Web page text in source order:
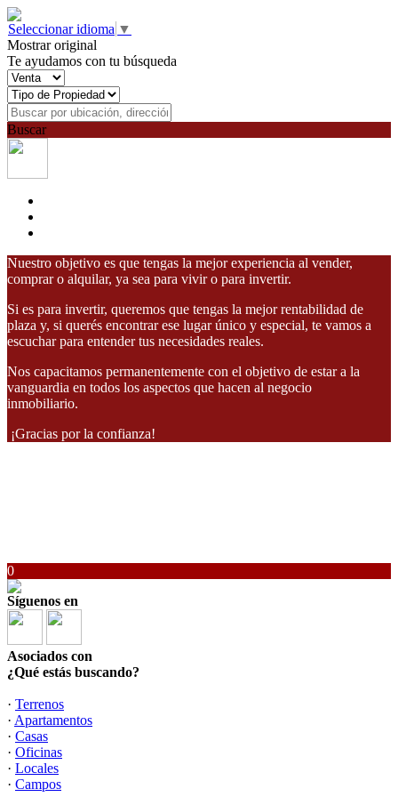
Seleccionar idioma ▼
Mostrar original
Te ayudamos con tu búsqueda
Buscar
Nuestro objetivo es que tengas la mejor experiencia al vender,
comprar o alquilar, ya sea para vivir o para invertir.
Si es para invertir, queremos que tengas la mejor rentabilidad de
plaza y, si querés encontrar ese lugar único y especial, te vamos a
escuchar para entender tus necesidades reales.
Nos capacitamos permanentemente con el objetivo de estar a la
vanguardia en todos los aspectos que hacen al negocio
inmobiliario.
¡Gracias por la confianza!
0
Síguenos en
Asociados con
¿Qué estás buscando?
· Terrenos
· Apartamentos
· Casas
· Oficinas
· Locales
· Campos